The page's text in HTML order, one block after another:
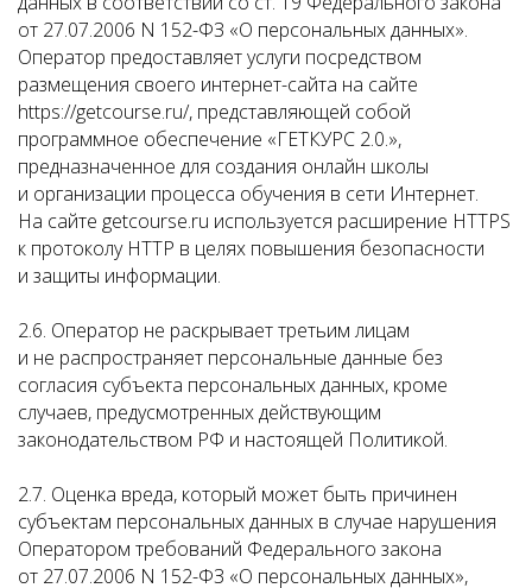
от 27.07.2006 N 152-ФЗ «О персональных данных».
Оператор предоставляет услуги посредством
размещения своего интернет-сайта на сайте
https://getcourse.ru/, представляющей собой
программное обеспечение «ГЕТКУРС 2.0.»,
предназначенное для создания онлайн школы
и организации процесса обучения в сети Интернет.
На сайте getcourse.ru используется расширение HTTPS
к протоколу HTTP в целях повышения безопасности
и защиты информации.
2.6. Оператор не раскрывает третьим лицам
и не распространяет персональные данные без
согласия субъекта персональных данных, кроме
случаев, предусмотренных действующим
законодательством РФ и настоящей Политикой.
2.7. Оценка вреда, который может быть причинен
субъектам персональных данных в случае нарушения
Оператором требований Федерального закона
от 27.07.2006 N 152-ФЗ «О персональных данных»,